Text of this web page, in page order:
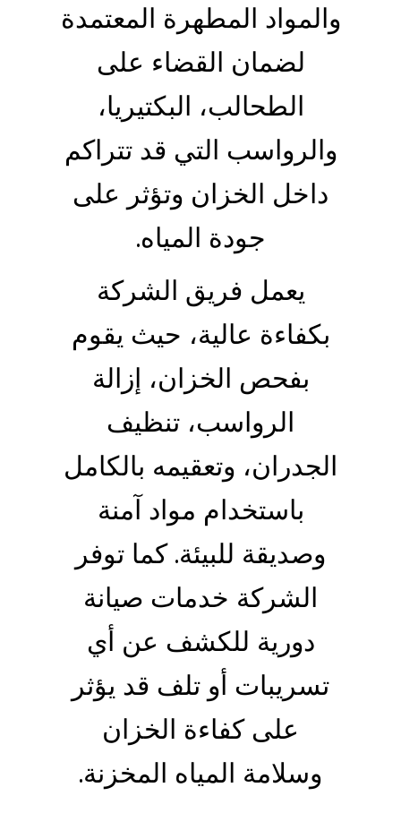
والمواد المطهرة المعتمدة
لضمان القضاء على
الطحالب، البكتيريا،
والرواسب التي قد تتراكم
داخل الخزان وتؤثر على
جودة المياه.
يعمل فريق الشركة
بكفاءة عالية، حيث يقوم
بفحص الخزان، إزالة
الرواسب، تنظيف
الجدران، وتعقيمه بالكامل
باستخدام مواد آمنة
وصديقة للبيئة. كما توفر
الشركة خدمات صيانة
دورية للكشف عن أي
تسريبات أو تلف قد يؤثر
على كفاءة الخزان
وسلامة المياه المخزنة.